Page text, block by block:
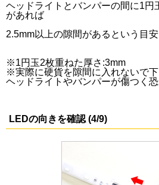
ヘッドライトとバンパーの間に1円
があれば
2.5mm以上の隙間があるという目安
※1円玉2枚重ねた厚さ:3mm
※実際に硬貨を隙間に入れないで下
ヘッドライトやバンパーが傷つく恐
LEDの向きを確認 (4/9)